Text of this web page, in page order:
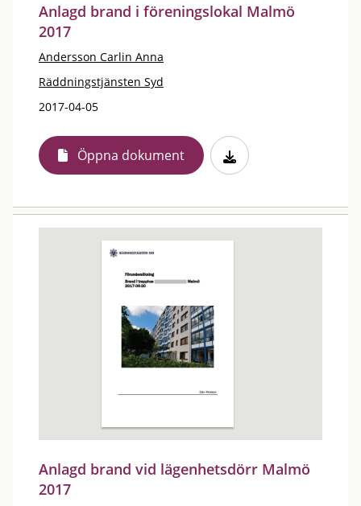
Anlagd brand i föreningslokal Malmö
2017
Andersson Carlin Anna
Räddningstjänsten Syd
2017-04-05
Öppna dokument
Anlagd brand vid lägenhetsdörr Malmö
2017